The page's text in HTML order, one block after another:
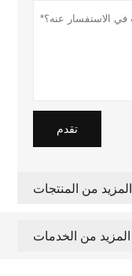
تقدم
المزيد من المنتجات
المزيد من الخدمات